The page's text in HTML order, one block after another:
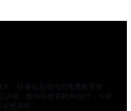
、轻量化且现代的免费教育类
师、教练和教育机构设计，可帮
线课程